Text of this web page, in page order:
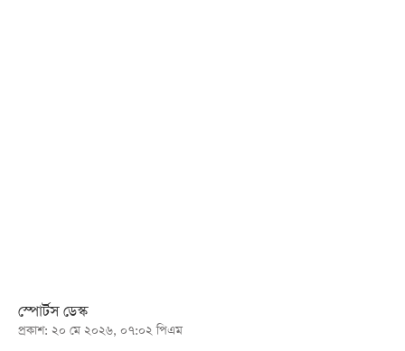
ভিডিও
স্পোর্টস ডেস্ক
প্রকাশ: ২০ মে ২০২৬, ০৭:০২ পিএম